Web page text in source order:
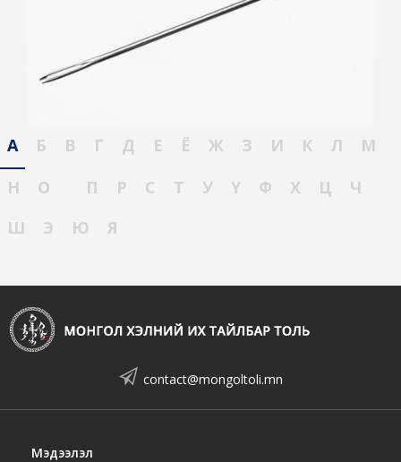
А Б В Г Д Е Ё Ж З И К Л
М
Н
О П Р С Т У Ү Ф Х Ц
Ч
Ш
Э Ю Я
contact@mongoltoli.mn
Мэдээлэл